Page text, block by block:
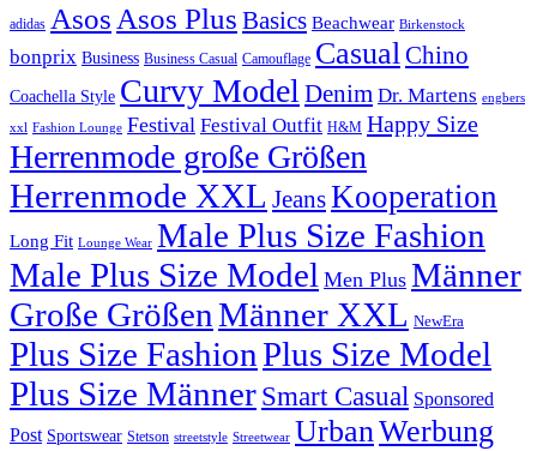
adidas Asos Asos Plus Basics Beachwear Birkenstock
bonprix Business Business Casual Camouflage CasualChino
Coachella Style Curvy Model Denim Dr. Martens engbers
xxl Fashion Lounge Festival Festival Outfit H&M Happy Size
Herrenmode große Größen
Herrenmode XXL JeansKooperation
Long Fit Lounge Wear Male Plus Size Fashion
Male Plus Size Model Men Plus Männer
Große GrößenMänner XXL NewEra
Plus Size FashionPlus Size Model
Plus Size MännerSmart Casual Sponsored
Post Sportswear Stetson streetstyle Streetwear UrbanWerbung